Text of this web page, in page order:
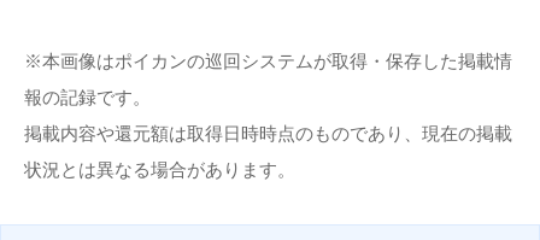
※本画像はポイカンの巡回システムが取得・保存した掲載情
報の記録です。
掲載内容や還元額は取得日時時点のものであり、現在の掲載
状況とは異なる場合があります。